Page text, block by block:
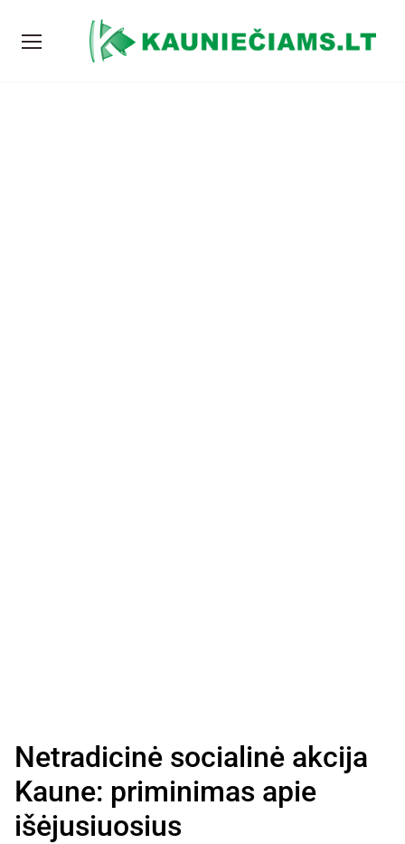
Netradicinė socialinė akcija
Kaune: priminimas apie
išėjusiuosius